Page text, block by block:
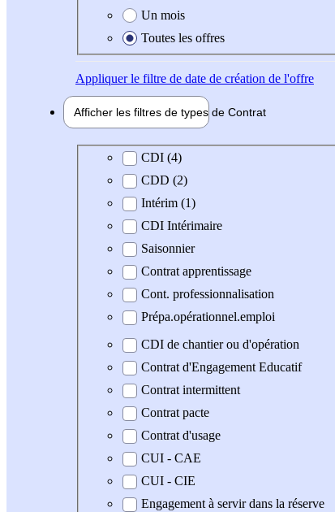
Un mois
Toutes les offres
Appliquerle filtre de date de création de l'offre
Afficher les filtres de types de Contrat
Type de contrat
CDI (4)
CDD (2)
Intérim (1)
CDI Intérimaire
Saisonnier
Contrat apprentissage
Cont. professionnalisation
Prépa.opérationnel.emploi
CDI de chantier ou d'opération
Contrat d'Engagement Educatif
Contrat intermittent
Contrat pacte
Contrat d'usage
CUI - CAE
CUI - CIE
Engagement à servir dans la réserve